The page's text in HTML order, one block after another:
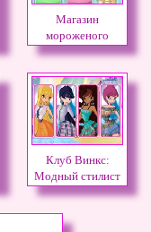
Магазин
мороженого
Гардения
Клуб Винкс:
Модный стилист